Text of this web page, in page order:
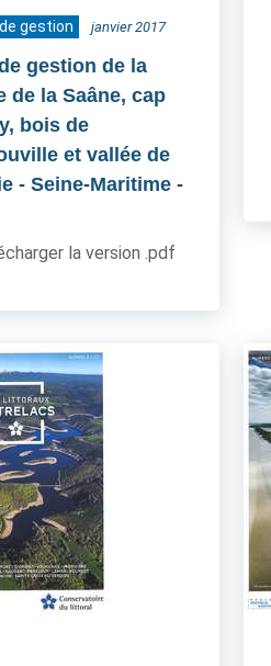
gestion janvier 2017
gestion de la
de la Saâne, cap
bois de
et vallée de
- Seine-Maritime -
la version .pdf